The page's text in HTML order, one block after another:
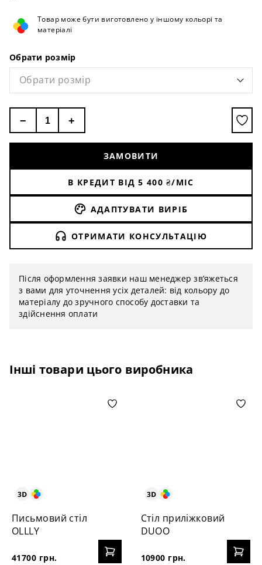
Товар може бути виготовлено у іншому кольорі та
матеріалі
Обрати розмір
Обрати розмір
− +
ЗАМОВИТИ
В КРЕДИТ ВІД 5 400 ₴/МІС
АДАПТУВАТИ ВИРІБ
ОТРИМАТИ КОНСУЛЬТАЦІЮ
Після оформлення заявки наш менеджер зв’яжеться
з вами для уточнення усіх деталей: від кольору до
матеріалу до зручного способу доставки та
здійснення оплати
Інші товари цього виробника
Письмовий стіл
OLLLY
41700 грн.
Стіл приліжковий
DUOO
10900 грн.